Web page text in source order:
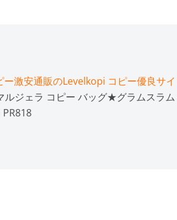
ー激安通販のLevelkopi コピー優良サイ
ルジェラ コピー バッグ★グラムスラム